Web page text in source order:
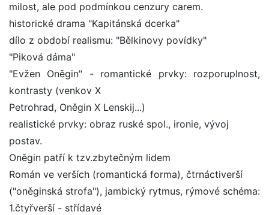
milost, ale pod podmínkou cenzury carem.
historické drama "Kapitánská dcerka"
dílo z období realismu: "Bělkinovy povídky"
"Piková dáma"
"Evžen Oněgin" - romantické prvky: rozporuplnost,
kontrasty (venkov X
Petrohrad, Oněgin X Lenskij...)
realistické prvky: obraz ruské spol., ironie, vývoj
postav.
Oněgin patří k tzv.zbytečným lidem
Román ve verších (romantická forma), čtrnáctiverší
("oněginská strofa"), jambický rytmus, rýmové schéma:
1.čtyřverší - střídavé